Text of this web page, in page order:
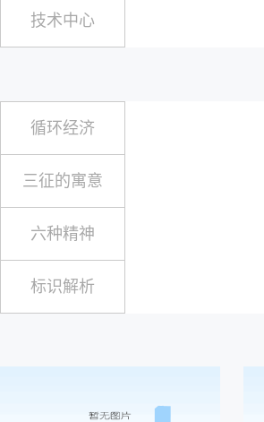
技术中心
循环经济
三征的寓意
六种精神
标识解析